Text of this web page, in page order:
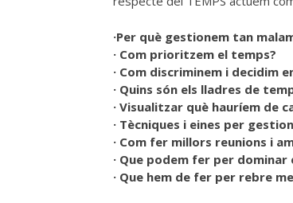
·Per què gestionem tan
· Com prioritzem el temps?
· Com discriminem i
· Quins són els lladres de
· Visualitzar què hauríem de
· Tècniques i eines per
· Com fer millors reunions i
· Que podem fer per
· Que hem de fer per rebre